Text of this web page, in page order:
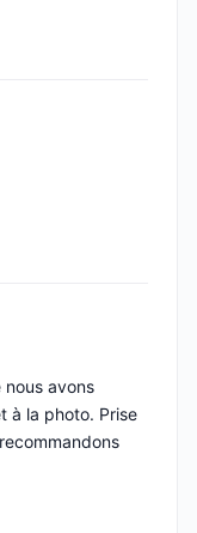
nous avons
à la photo. Prise